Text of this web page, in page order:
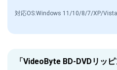
対応OS:Windows 11/10/8/7/XP/Vista
「VideoByte BD-DVDリッ